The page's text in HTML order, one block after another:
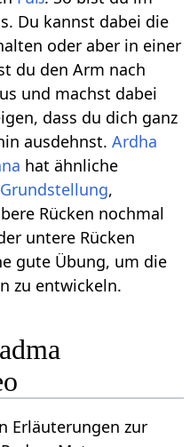
Du kannst dabei die
oder aber in einer
du den Arm nach
und machst dabei
dass du dich ganz
ausdehnst.Ardha
hat ähnliche
,
Rücken nochmal
untere Rücken
gute Übung, um die
zu entwickeln.
Erläuterungen zur